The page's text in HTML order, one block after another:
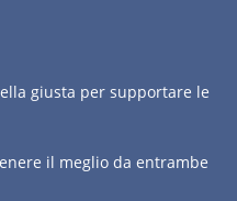
giusta per supportare le
il meglio da entrambe